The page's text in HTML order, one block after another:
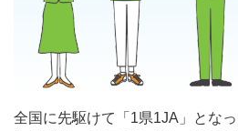
全国に先駆けて「1県1JA」とな